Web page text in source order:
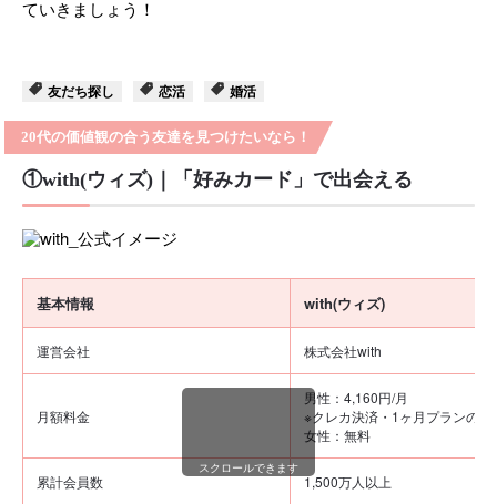
ていきましょう！
友だち探し 恋活 婚活
20代の価値観の合う友達を見つけたいなら！
①with(ウィズ)｜「好みカード」で出会える
基本情報 with(ウィズ)
運営会社 株式会社with
月額料金
男性：4,160円/月
※クレカ決済・1ヶ月プランの場
女性：無料
累計会員数 1,500万人以上
スクロールできます